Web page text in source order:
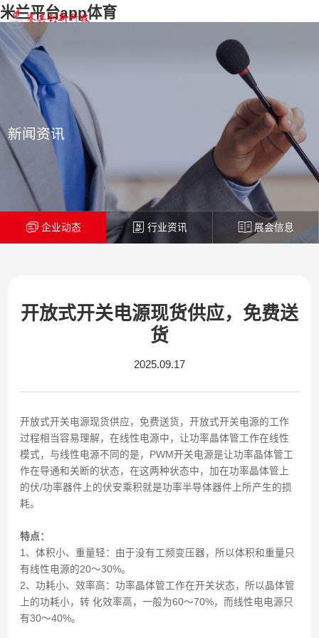
米兰平台app体育
新闻资讯
企业动态 行业资讯 展会信息
开放式开关电源现货供应，免费送
货
2025.09.17
开放式开关电源现货供应，免费送货，开放式开关电源的工作
过程相当容易理解，在线性电源中，让功率晶体管工作在线性
模式，与线性电源不同的是，PWM开关电源是让功率晶体管工
作在导通和关断的状态，在这两种状态中，加在功率晶体管上
的伏/功率器件上的伏安乘积就是功率半导体器件上所产生的损
耗。
特点：
1、体积小、重量轻：由于没有工频变压器，所以体积和重量只
有线性电源的20～30%。
2、功耗小、效率高：功率晶体管工作在开关状态，所以晶体管
上的功耗小，转 化效率高，一般为60～70%，而线性电电源只
有30～40%。